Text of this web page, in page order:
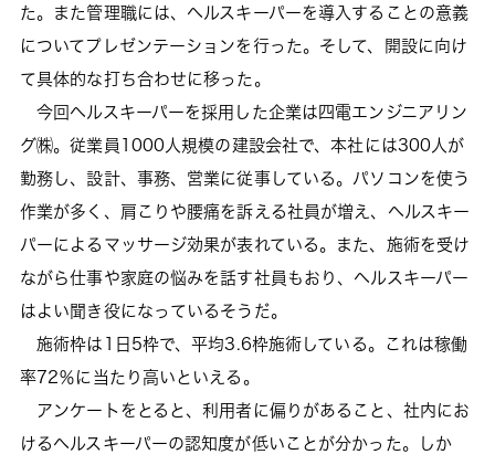
た。また管理職には、ヘルスキーパーを導入することの意義
についてプレゼンテーションを行った。そして、開設に向け
て具体的な打ち合わせに移った。
今回ヘルスキーパーを採用した企業は四電エンジニアリン
グ㈱。従業員1000人規模の建設会社で、本社には300人が
勤務し、設計、事務、営業に従事している。パソコンを使う
作業が多く、肩こりや腰痛を訴える社員が増え、ヘルスキー
パーによるマッサージ効果が表れている。また、施術を受け
ながら仕事や家庭の悩みを話す社員もおり、ヘルスキーパー
はよい聞き役になっているそうだ。
施術枠は1日5枠で、平均3.6枠施術している。これは稼働
率72％に当たり高いといえる。
アンケートをとると、利用者に偏りがあること、社内にお
けるヘルスキーパーの認知度が低いことが分かった。しか